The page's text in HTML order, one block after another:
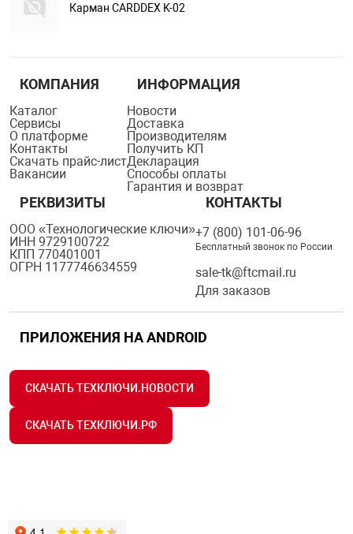
Карман CARDDEX K-02
КОМПАНИЯ
Каталог
Сервисы
О платформе
Контакты
Скачать прайс-лист
Вакансии
ИНФОРМАЦИЯ
Новости
Доставка
Производителям
Получить КП
Декларация
Способы оплаты
Гарантия и возврат
РЕКВИЗИТЫ
ООО «Технологические ключи»
ИНН 9729100722
КПП 770401001
ОГРН 1177746634559
КОНТАКТЫ
+7 (800) 101-06-96
Бесплатный звонок по России
sale-tk@ftcmail.ru
Для заказов
ПРИЛОЖЕНИЯ НА ANDROID
СКАЧАТЬ ТЕХКЛЮЧИ.НОВОСТИ
СКАЧАТЬ ТЕХКЛЮЧИ.РФ